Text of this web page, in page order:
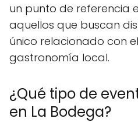
un punto de referencia
aquellos que buscan
único relacionado con
gastronomía local.
¿Qué tipo de
en La Bodega?